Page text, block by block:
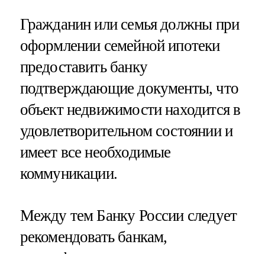
Гражданин или семья должны при
оформлении семейной ипотеки
предоставить банку
подтверждающие документы, что
объект недвижимости находится в
удовлетворительном состоянии и
имеет все необходимые
коммуникации.
Между тем Банку России следует
рекомендовать банкам,